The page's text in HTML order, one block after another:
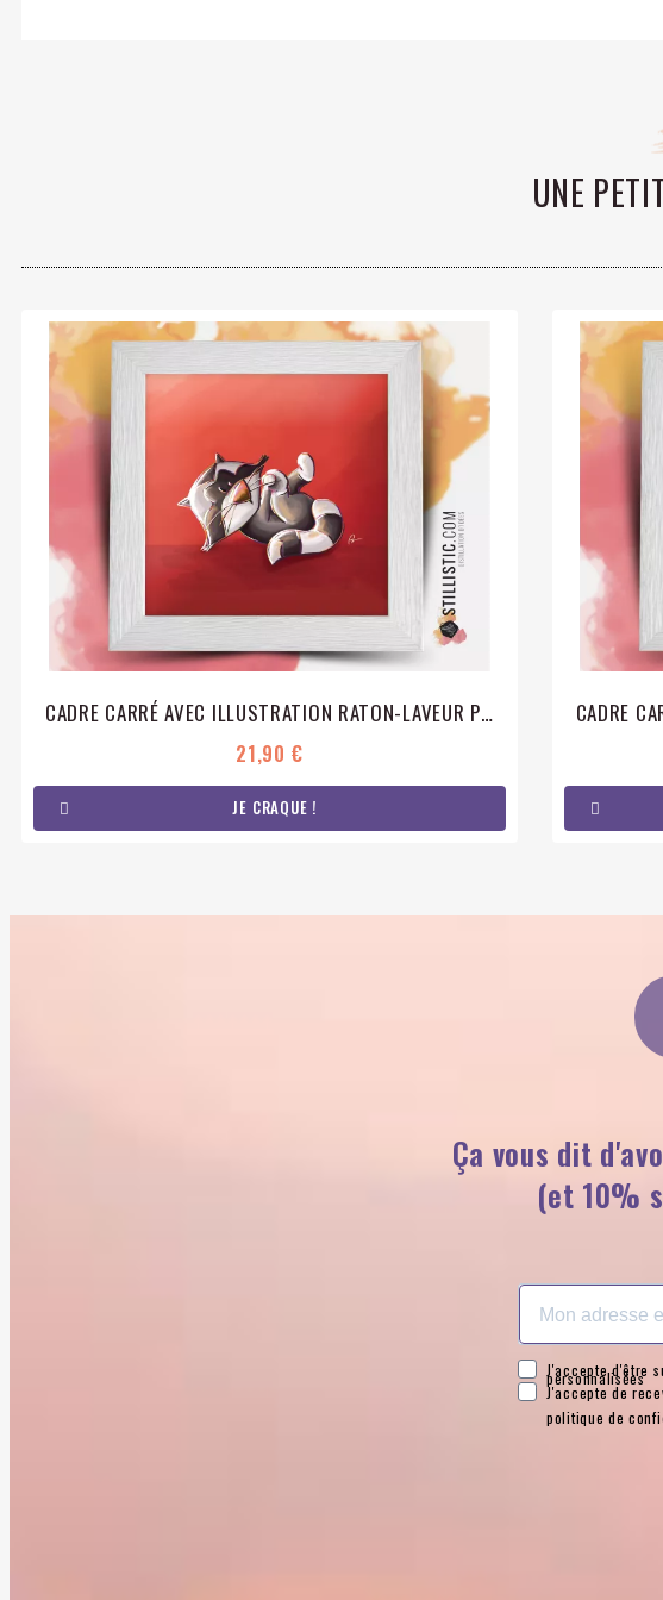
UNE
CADRE CARRÉ AVEC ILLUSTRATION RATON-LAVEUR POUR CHAMBRE ENFANT BÉBÉ 25X25CM
21,90 €
JE CRAQUE !
Ça vous dit
(et 10%